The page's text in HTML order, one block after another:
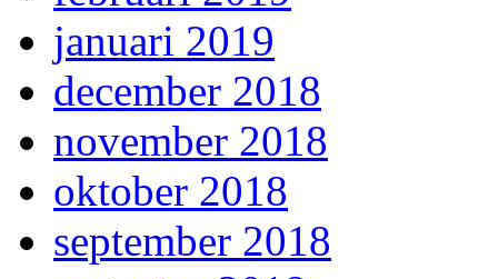
januari 2019
december 2018
november 2018
oktober 2018
september 2018